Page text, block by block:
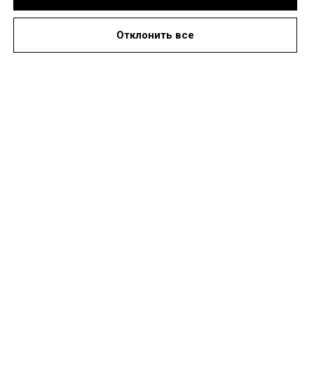
Отклонить все